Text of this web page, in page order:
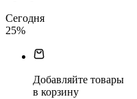
Сегодня
25%
Добавляйте товары
в корзину